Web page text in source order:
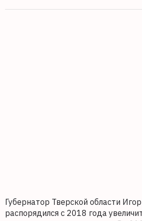
Губернатор Тверской области
распорядился с 2018 года